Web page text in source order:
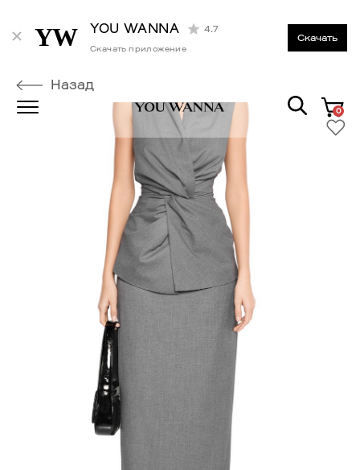
YOU WANNA 4.7
Скачать приложение
Скачать
0
Назад